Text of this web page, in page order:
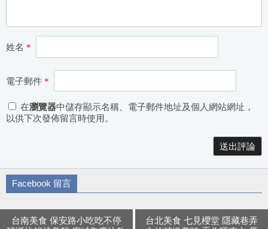
姓名 *
電子郵件 *
在瀏覽器中儲存顯示名稱、電子郵件地址及個人網站網址，
以供下次發佈留言時使用。
Facebook 留言
台南美食 保安路小吃吃不停
台北美食 七見櫻堂 隱藏巷弄